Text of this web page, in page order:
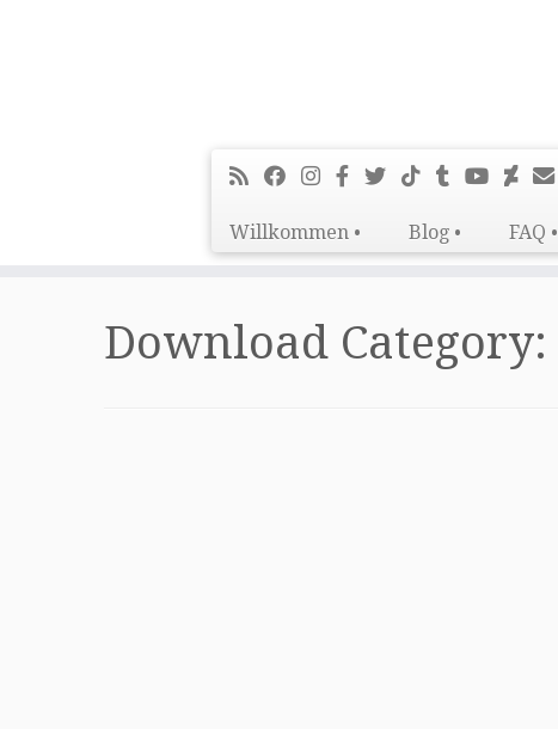
Willkommen • Blog • FAQ •
Download Category: